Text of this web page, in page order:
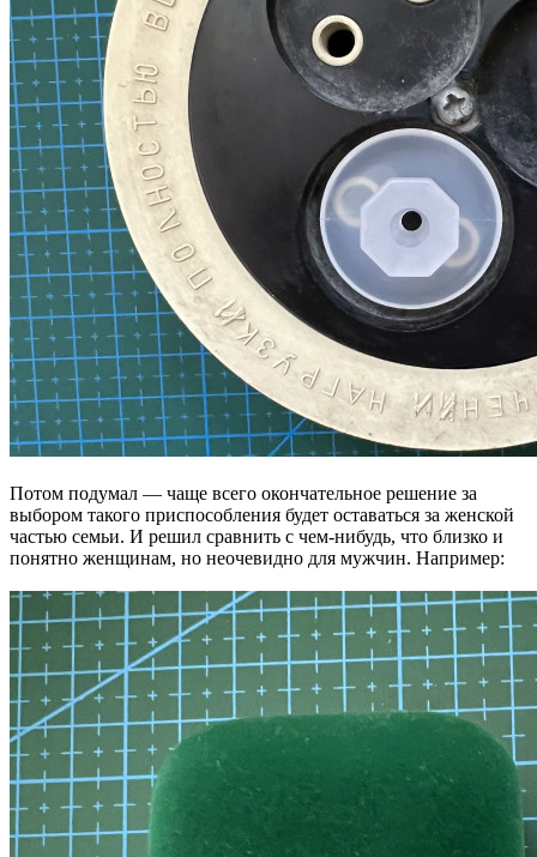
Потом подумал — чаще всего окончательное решение за
выбором такого приспособления будет оставаться за женской
частью семьи. И решил сравнить с чем-нибудь, что близко и
понятно женщинам, но неочевидно для мужчин. Например: